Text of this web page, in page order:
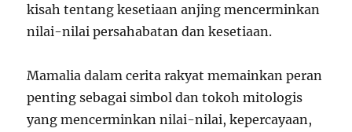
kisah tentang kesetiaan anjing mencerminkan
nilai-nilai persahabatan dan kesetiaan.
Mamalia dalam cerita rakyat memainkan peran
penting sebagai simbol dan tokoh mitologis
yang mencerminkan nilai-nilai, kepercayaan,